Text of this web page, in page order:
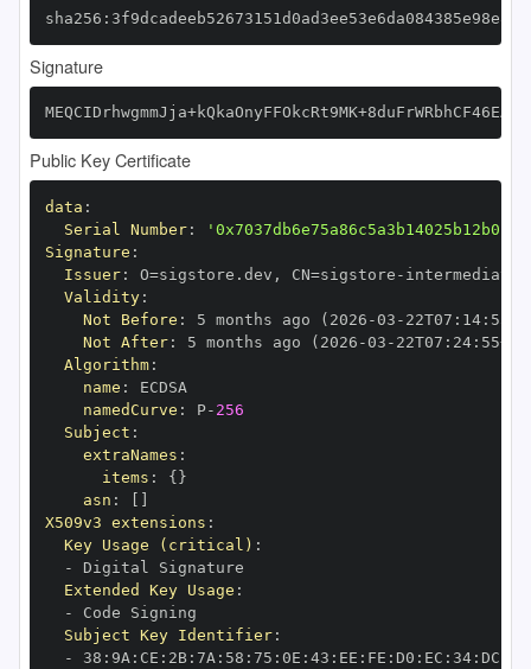
Signature
Public Key Certificate
data :
Serial Number:
Signature :
Issuer: O=sigstore.dev , CN=sigstore -
Validity:
Not Before : 5 months ago (2026 -03 - 22T07 : 14:
Not After: 5 months ago (2026 -03 - 22T07 : 24: 55+00
Algorithm:
name :
namedCurve : P- 256
Subject :
extraNames :
items : { }
asn :
X509v3 extensions :
Key Usage (critical) :
-
Extended Key Usage :
-
Subject Key Identifier:
-
38 : 9A : CE : 2B: 7A : 58 : 75 : 0E : 43 : EE : FE : D0 : EC : 34: DC